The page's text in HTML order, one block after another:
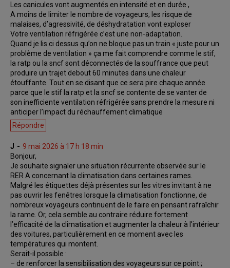
Les canicules vont augmentés en intensité et en durée ,
A moins de limiter le nombre de voyageurs, les risque de
malaises, d’agressivité, de déshydratation vont exploser
Votre ventilation réfrigérée c’est une non-adaptation.
Quand je lis ci dessus qu’on ne bloque pas un train « juste pour un
problème de ventilation » ça me fait comprendre comme le stif,
la ratp ou la sncf sont déconnectés de la souffrance que peut
produire un trajet debout 60 minutes dans une chaleur
étouffante. Tout en se disant que ce sera pire chaque année
parce que le stif la ratp et la sncf se contente de se vanter de
son inefficiente ventilation réfrigérée sans prendre la mesure ni
anticiper l’impact du réchauffement climatique
Répondre
J
9 mai 2026 à 17 h 18 min
Bonjour,
Je souhaite signaler une situation récurrente observée sur le
RER A concernant la climatisation dans certaines rames.
Malgré les étiquettes déjà présentes sur les vitres invitant à ne
pas ouvrir les fenêtres lorsque la climatisation fonctionne, de
nombreux voyageurs continuent de le faire en pensant rafraîchir
la rame. Or, cela semble au contraire réduire fortement
l’efficacité de la climatisation et augmenter la chaleur à l’intérieur
des voitures, particulièrement en ce moment avec les
températures qui montent.
Serait-il possible :
– de renforcer la sensibilisation des voyageurs sur ce point ;